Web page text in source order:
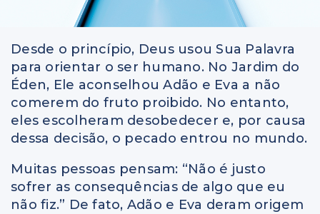
Desde o princípio, Deus usou Sua Palavra
para orientar o ser humano. No Jardim do
Éden, Ele aconselhou Adão e Eva a não
comerem do fruto proibido. No entanto,
eles escolheram desobedecer e, por causa
dessa decisão, o pecado entrou no mundo.
Muitas pessoas pensam: “Não é justo
sofrer as consequências de algo que eu
não fiz.” De fato, Adão e Eva deram origem